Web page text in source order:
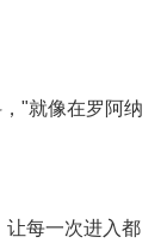
"就像在罗阿纳
让每一次进入都